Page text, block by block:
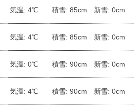
気温: 4℃ 積雪: 85cm 新雪: 0cm
気温: 4℃ 積雪: 85cm 新雪: 0cm
気温: 0℃ 積雪: 90cm 新雪: 0cm
気温: 4℃ 積雪: 90cm 新雪: 0cm